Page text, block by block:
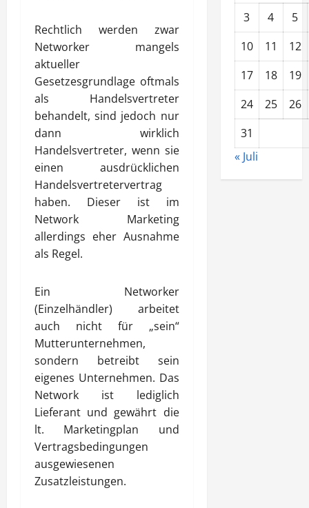
Rechtlich werden zwar
Networker mangels
aktueller
Gesetzesgrundlage oftmals
als Handelsvertreter
behandelt, sind jedoch nur
dann wirklich
Handelsvertreter, wenn sie
einen ausdrücklichen
Handelsvertretervertrag
haben. Dieser ist im
Network Marketing
allerdings eher Ausnahme
als Regel.
Ein Networker
(Einzelhändler) arbeitet
auch nicht für „sein“
Mutterunternehmen,
sondern betreibt sein
eigenes Unternehmen. Das
Network ist lediglich
Lieferant und gewährt die
lt. Marketingplan und
Vertragsbedingungen
ausgewiesenen
Zusatzleistungen.
3 4
5
10
11
12
17
18
19
24
25
26
31
« Juli